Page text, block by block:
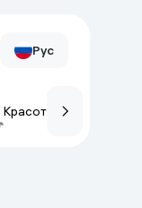
Рус
Красота и уход